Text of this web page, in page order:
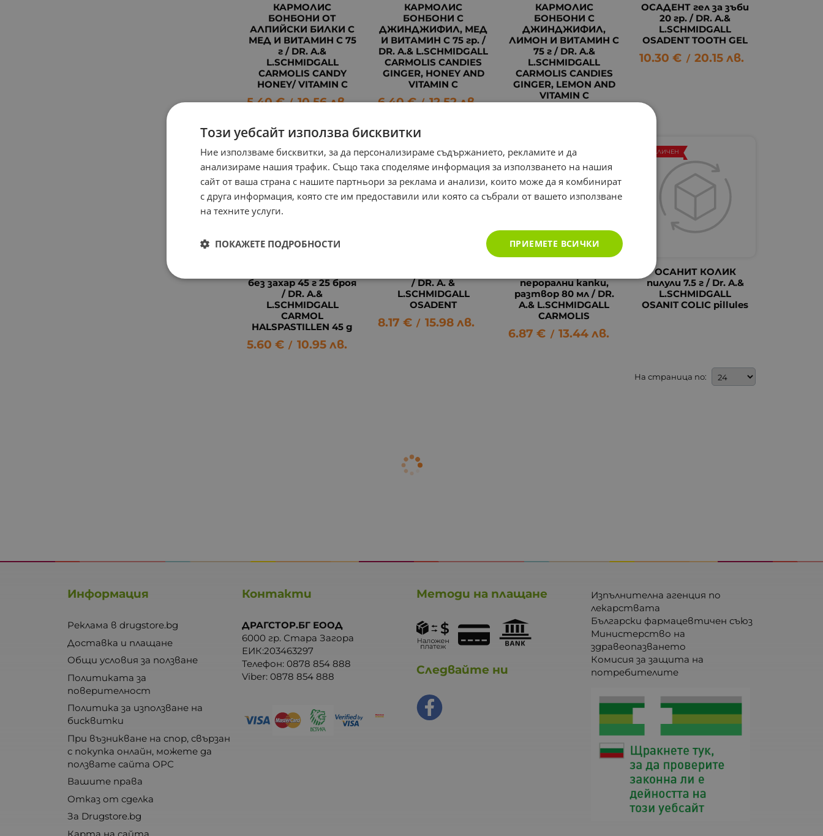
КАРМОЛИС
БОНБОНИ ОТ
АЛПИЙСКИ БИЛКИ С
МЕД И ВИТАМИН C 75
г / DR. A.&
L.SCHMIDGALL
CARMOLIS CANDY
HONEY/ VITAMIN C
5.40 € / 10.56 лв.
КАРМОЛИС
БОНБОНИ С
ДЖИНДЖИФИЛ, МЕД
И ВИТАМИН C 75 гр. /
DR. A.& L.SCHMIDGALL
CARMOLIS CANDIES
GINGER, HONEY AND
VITAMIN C
6.40 € / 12.52 лв.
КАРМОЛИС
БОНБОНИ С
ДЖИНДЖИФИЛ,
ЛИМОН И ВИТАМИН C
75 г / DR. A.&
L.SCHMIDGALL
CARMOLIS CANDIES
GINGER, LEMON AND
VITAMIN C
ОСАДЕНТ гел за зъби
20 гр. / DR. A.&
L.SCHMIDGALL
OSADENT TOOTH GEL
10.30 € / 20.15 лв.
без захар 45 г 25 броя
/ DR. A.&
L.SCHMIDGALL
CARMOL
HALSPASTILLEN 45 g
5.60 € / 10.95 лв.
/ DR. A. &
L.SCHMIDGALL
OSADENT
8.17 € / 15.98 лв.
перорални капки,
разтвор 80 мл / DR.
A.& L.SCHMIDGALL
CARMOLIS
6.87 € / 13.44 лв.
ОСАНИТ КОЛИК
пилули 7.5 г / Dr. A.&
L.SCHMIDGALL
OSANIT COLIC pillules
НЕНАЛИЧЕН
На страница по:
Информация
Реклама в drugstore.bg
Доставка и плащане
Общи условия за ползване
Политиката за
поверителност
Политика за използване на
бисквитки
При възникване на спор, свързан
с покупка онлайн, можете да
ползвате сайта ОРС
Вашите права
Отказ от сделка
За Drugstore.bg
Карта на сайта
Контакти
ДРАГСТОР.БГ ЕООД
6000 гр. Стара Загора
ЕИК:203463297
Телефон:0878 854 888
Viber:0878 854 888
Методи на плащане
Следвайте ни
Изпълнителна агенция по
лекарствата
Български фармацевтичен съюз
Министерство на
здравеопазването
Комисия за защита на
потребителите
Този уебсайт използва бисквитки
Ние използваме бисквитки, за да персонализираме съдържанието, рекламите и да
анализираме нашия трафик. Също така споделяме информация за използването на нашия
сайт от ваша страна с нашите партньори за реклама и анализи, които може да я комбинират
с друга информация, която сте им предоставили или която са събрали от вашето използване
на техните услуги.
ПРИЕМЕТЕ ВСИЧКИ
ПОКАЖЕТЕ ПОДРОБНОСТИ